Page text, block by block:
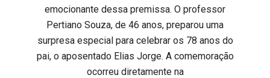
emocionante dessa premissa. O professor
Pertiano Souza, de 46 anos, preparou uma
surpresa especial para celebrar os 78 anos do
pai, o aposentado Elias Jorge. A comemoração
ocorreu diretamente na